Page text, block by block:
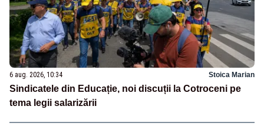
6 aug. 2026, 10:34 Stoica Marian
Sindicatele din Educație, noi discuții la Cotroceni pe
tema legii salarizării